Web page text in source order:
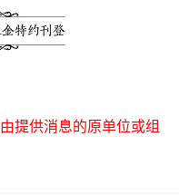
提供消息的原单位或组